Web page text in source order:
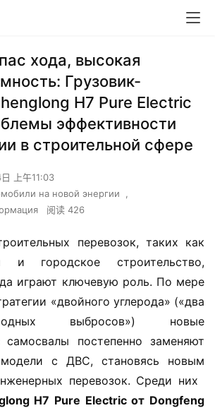
хода, высокая
Грузовик-
H7 Pure Electric
эффективности
в строительной сфере​​
上午11:03
на новой энергии
,
阅读 426
перевозок, таких как
городское строительство,
играют ключевую роль. По мере
«двойного углерода» («два
выбросов») новые
самосвалы постепенно заменяют
с ДВС, становясь новым
перевозок. Среди них
H7 Pure Electric от Dongfeng